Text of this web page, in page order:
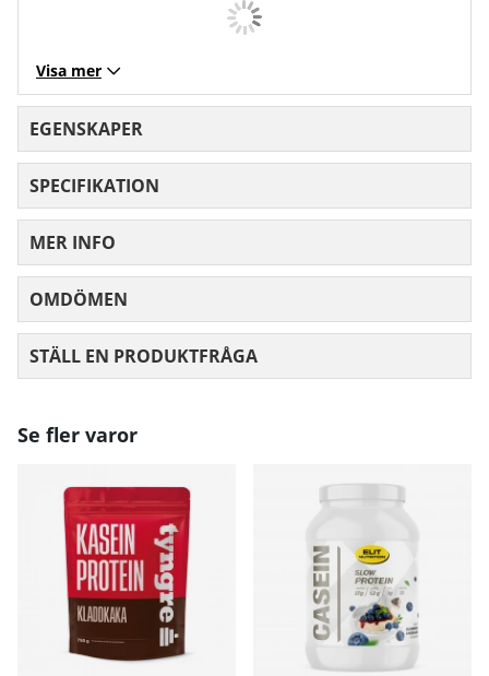
Visa mer
EGENSKAPER
SPECIFIKATION
MER INFO
OMDÖMEN
STÄLL EN PRODUKTFRÅGA
Se fler varor